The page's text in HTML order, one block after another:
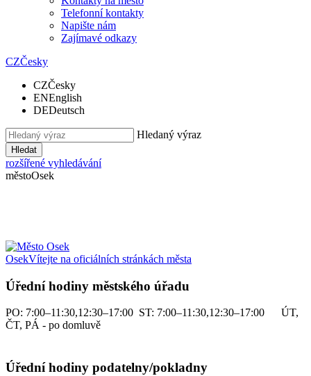
Telefonní kontakty
Napište nám
Zajímavé odkazy
CZČesky
CZČesky
ENEnglish
DEDeutsch
Hledaný výraz
Hledat
rozšířené vyhledávání
městoOsek
OsekVítejte na oficiálních stránkách města
Úřední hodiny městského úřadu
PO: 7:00–11:30,12:30–17:00 ST: 7:00–11:30,12:30–17:00 ÚT,
ČT, PÁ - po domluvě
Úřední hodiny podatelny/pokladny